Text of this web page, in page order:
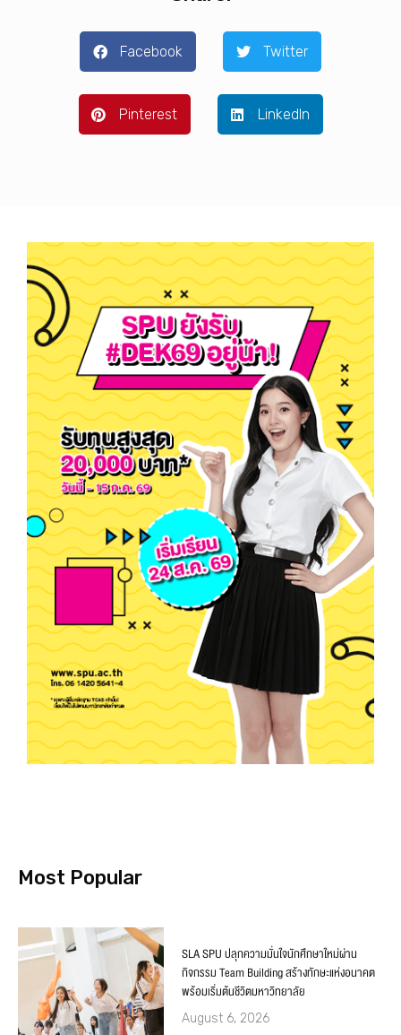
Facebook Twitter
Pinterest LinkedIn
Most Popular
SLA SPU ปลุกความมั่นใจนักศึกษาใหม่ผ่าน
กิจกรรม Team Building สร้างทักษะแห่งอนาคต
พร้อมเริ่มต้นชีวิตมหาวิทยาลัย
August 6, 2026